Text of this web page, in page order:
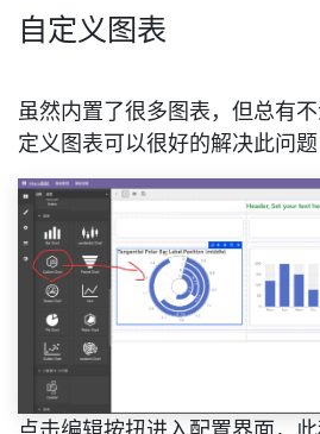
自定义图表
虽然内置了很多图表，但总有
定义图表可以很好的解决此问题